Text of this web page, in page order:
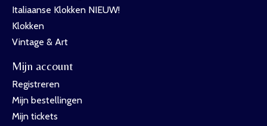
Italiaanse Klokken NIEUW!
Klokken
Vintage & Art
Mijn account
Registreren
Mijn bestellingen
Mijn tickets